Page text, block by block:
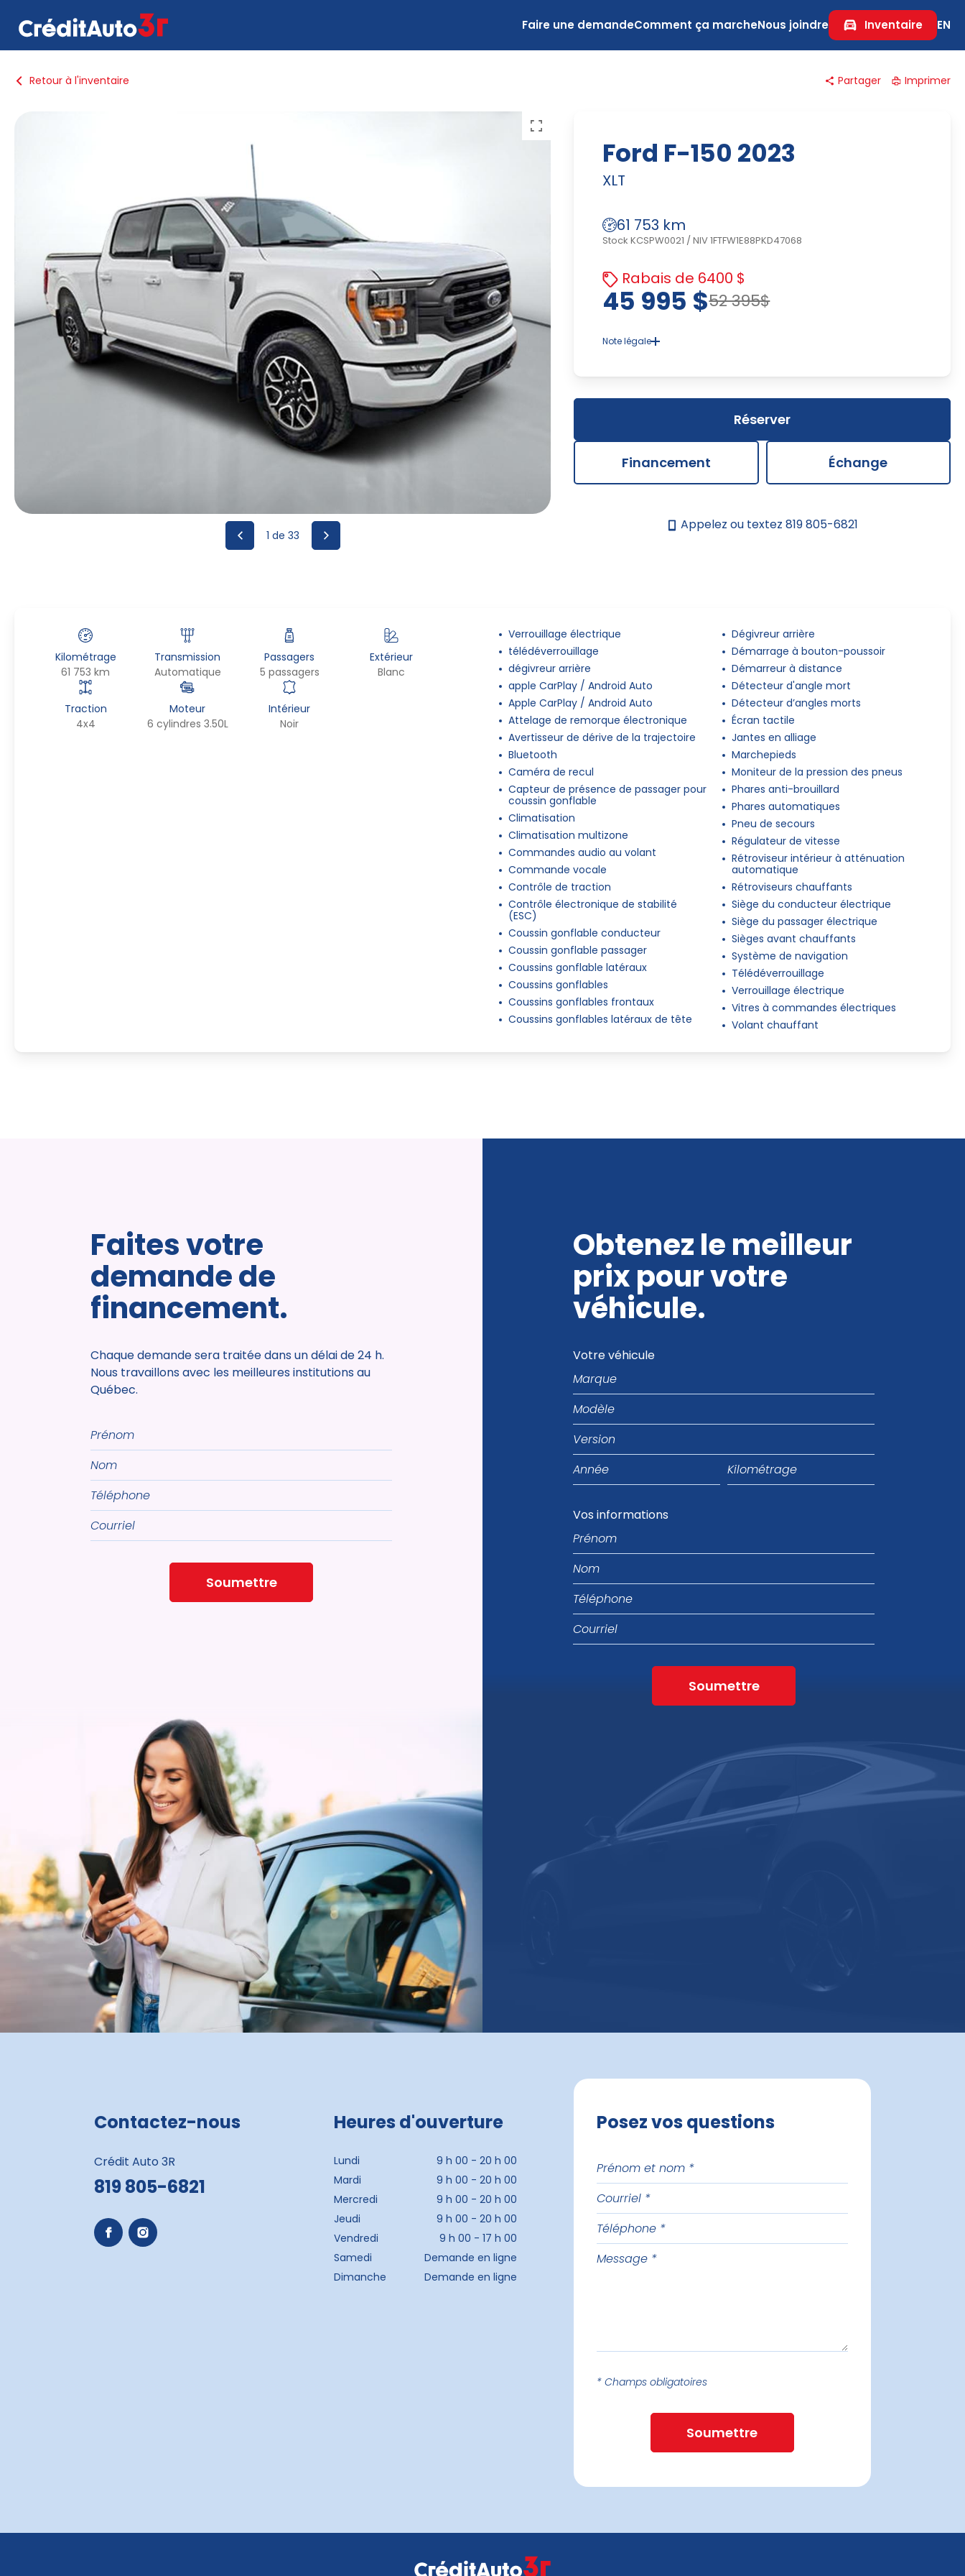
Faire une demandeComment ça marcheNous joindre Inventaire EN
Retour à l'inventaire Partager Imprimer
1 de 33
Ford F-150 2023
XLT
61 753 km
Stock KCSPW0021 /NIV 1FTFW1E88PKD47068
Rabais de 6400 $
52 395$
45 995 $
Note légale
vitre en concession prévaudra. Nous nous efforçons d'offrir une
Réserver
Financement Échange
Appelez ou textez819 805-6821
Kilométrage
61 753 km
Transmission
Automatique
Passagers
5 passagers
Extérieur
Blanc
Traction
4x4
Moteur
6 cylindres 3.50L
Intérieur
Noir
Verrouillage électrique
télédéverrouillage
dégivreur arrière
apple CarPlay / Android Auto
Apple CarPlay / Android Auto
Attelage de remorque électronique
Avertisseur de dérive de la trajectoire
Bluetooth
Caméra de recul
Capteur de présence de passager pour
coussin gonflable
Climatisation
Climatisation multizone
Commandes audio au volant
Commande vocale
Contrôle de traction
Contrôle électronique de stabilité
(ESC)
Coussin gonflable conducteur
Coussin gonflable passager
Coussins gonflable latéraux
Coussins gonflables
Coussins gonflables frontaux
Coussins gonflables latéraux de tête
Dégivreur arrière
Démarrage à bouton-poussoir
Démarreur à distance
Détecteur d'angle mort
Détecteur d’angles morts
Écran tactile
Jantes en alliage
Marchepieds
Moniteur de la pression des pneus
Phares anti-brouillard
Phares automatiques
Pneu de secours
Régulateur de vitesse
Rétroviseur intérieur à atténuation
automatique
Rétroviseurs chauffants
Siège du conducteur électrique
Siège du passager électrique
Sièges avant chauffants
Système de navigation
Télédéverrouillage
Verrouillage électrique
Vitres à commandes électriques
Volant chauffant
Faites votre
demande de
financement.
Chaque demande sera traitée dans un délai de 24 h.
Nous travaillons avec les meilleures institutions au
Québec.
Prénom
Nom
Téléphone
Courriel
Soumettre
Obtenez le meilleur
prix pour votre
véhicule.
Votre véhicule
Marque
Modèle
Version
Année
Kilométrage
Vos informations
Prénom
Nom
Téléphone
Courriel
Soumettre
Contactez-nous
Crédit Auto 3R
819 805-6821
Heures d'ouverture
Lundi
9 h 00 - 20 h 00
Mardi
9 h 00 - 20 h 00
Mercredi
9 h 00 - 20 h 00
Jeudi
9 h 00 - 20 h 00
Vendredi
9 h 00 - 17 h 00
Samedi
Demande en ligne
Dimanche
Demande en ligne
Posez vos questions
Prénom
nom
Courriel
Téléphone
Message
* Champs obligatoires
Soumettre